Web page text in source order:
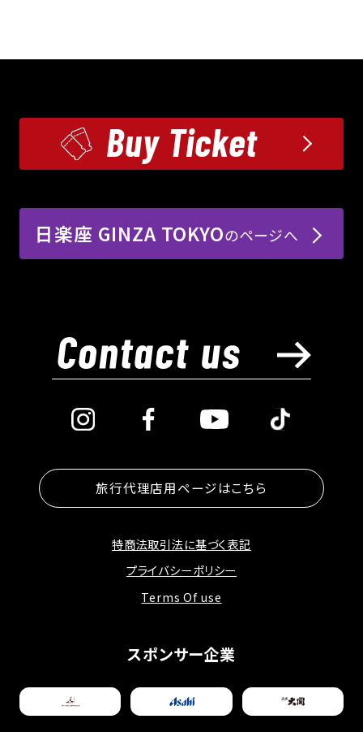
Buy Ticket
日楽座 GINZA TOKYOのページへ
旅行代理店用ページはこちら
特商法取引法に基づく表記
プライバシーポリシー
Terms Of use
スポンサー企業